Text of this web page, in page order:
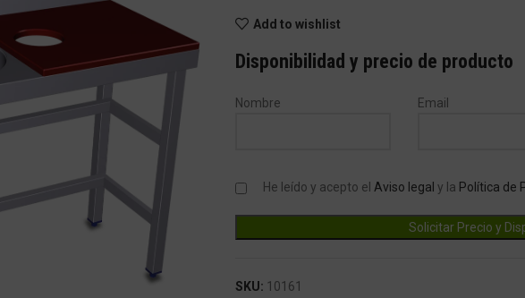
Add to wishlist
Disponibilidad y precio de producto
Nombre Email
He leído y acepto el Aviso legal y la Política de
SKU: 10161